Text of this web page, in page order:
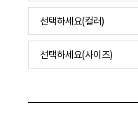
선택하세요(컬러)
선택하세요(사이즈)